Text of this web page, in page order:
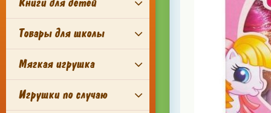
Товары для школы
Мягкая игрушка
Игрушки по случаю